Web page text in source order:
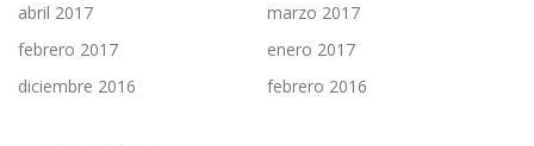
abril 2017
marzo 2017
febrero 2017
enero 2017
diciembre 2016
febrero 2016